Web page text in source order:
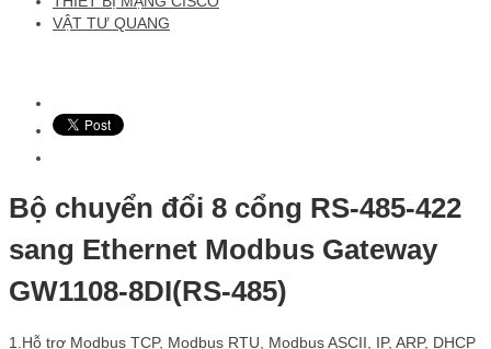
VẬT TƯ QUANG
Bộ chuyển đổi 8 cổng RS-485-422
sang Ethernet Modbus Gateway
GW1108-8DI(RS-485)
1.Hỗ trợ Modbus TCP, Modbus RTU, Modbus ASCII, IP, ARP, DHCP